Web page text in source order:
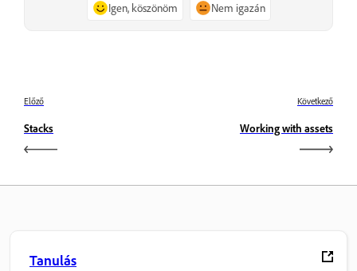
Igen, köszönöm Nem igazán
Előző
Stacks
Következő
Working with assets
Tanulás